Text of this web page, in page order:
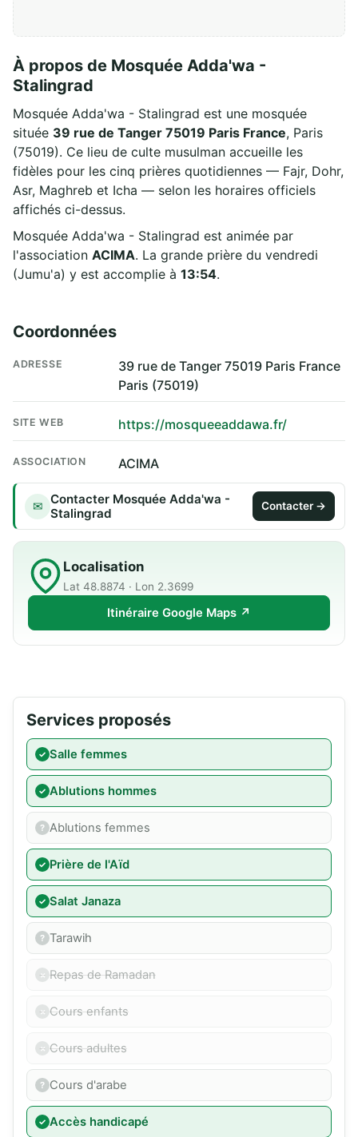
À propos de Mosquée Adda'wa -
Stalingrad
Mosquée Adda'wa - Stalingrad est une mosquée
située 39 rue de Tanger 75019 Paris France, Paris
(75019). Ce lieu de culte musulman accueille les
fidèles pour les cinq prières quotidiennes — Fajr, Dohr,
Asr, Maghreb et Icha — selon les horaires officiels
affichés ci-dessus.
Mosquée Adda'wa - Stalingrad est animée par
l'association ACIMA. La grande prière du vendredi
(Jumu'a) y est accomplie à 13:54.
Coordonnées
ADRESSE
39 rue de Tanger 75019 Paris France
Paris (75019)
SITE WEB https://mosqueeaddawa.fr/
ASSOCIATION ACIMA
✉ Contacter Mosquée Adda'wa -
Stalingrad
Contacter →
Localisation
Lat 48.8874 · Lon 2.3699
Itinéraire Google Maps ↗
Services proposés
Salle femmes
Ablutions hommes
Ablutions femmes
Prière de l'Aïd
Salat Janaza
Tarawih
Repas de Ramadan
Cours enfants
Cours adultes
Cours d'arabe
Accès handicapé